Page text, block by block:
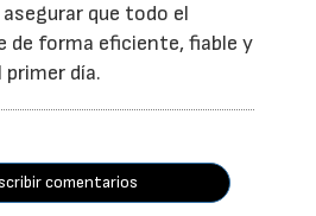
que todo el
de forma eficiente, fiable y
primer día.
comentarios